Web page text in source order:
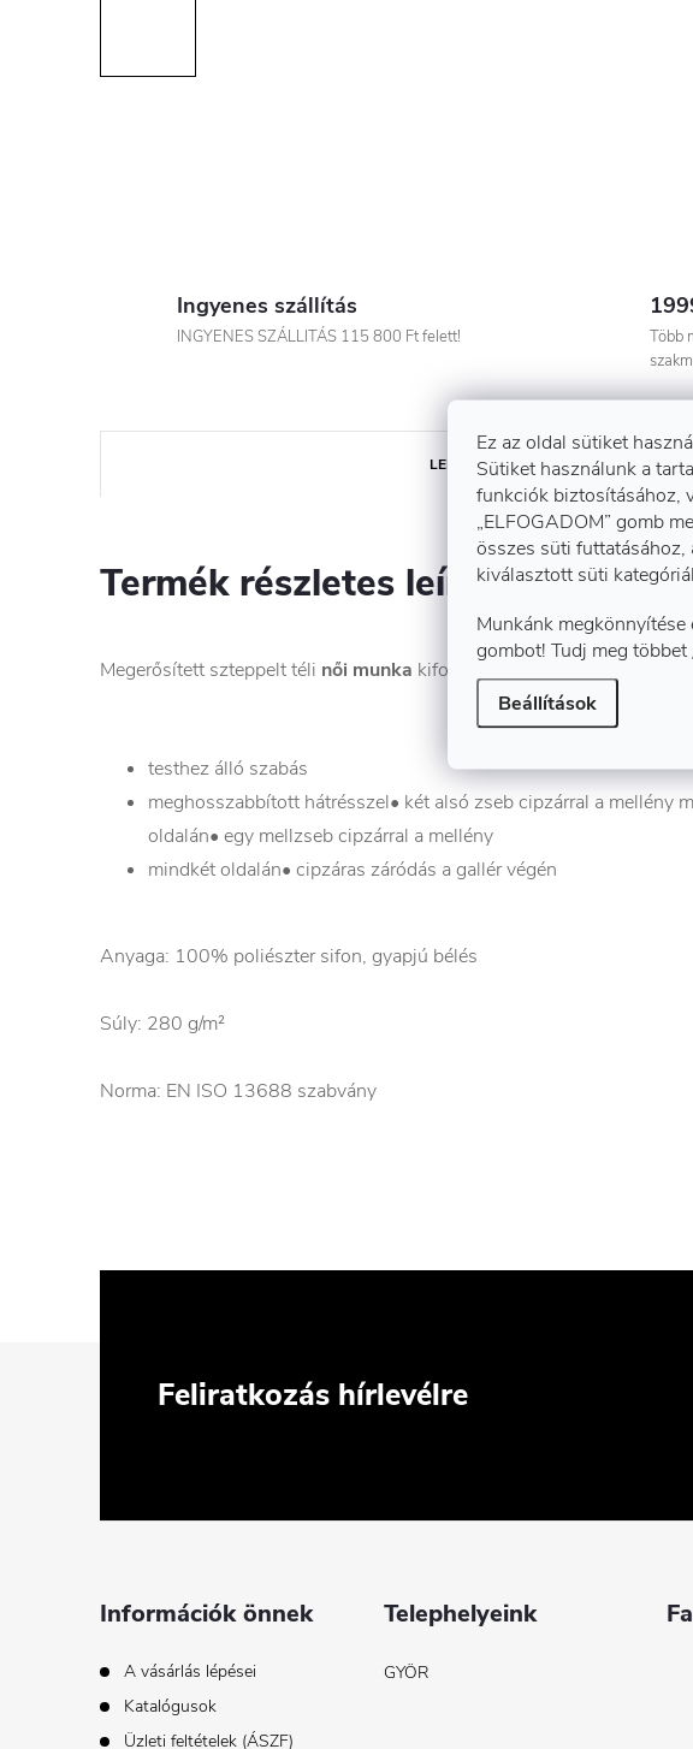
Ez az oldal sütiket
Sütiket használunk a
funkciók biztosításához,
„ELFOGADOM” gomb
összes süti futtatásához,
kiválasztott süti
Munkánk megkönnyítése
gombot! Tudj meg többet
Beállítások
Ingyenes szállítás
INGYENES SZÁLLITÁS 115 800 Ft felett!
Több
LEÍRÁS
Termék részletes leírása
Megerősített szteppelt téli női munka kiforditható
testhez álló szabás
meghosszabbított hátrésszel• két alsó zseb cipzárral a mellény
oldalán• egy mellzseb cipzárral a mellény
mindkét oldalán• cipzáras záródás a gallér végén
Anyaga: 100% poliészter sifon, gyapjú bélés
Súly: 280 g/m²
Norma: EN ISO 13688 szabvány
Feliratkozás hírlevélre
Információk önnek
A vásárlás lépései
Katalógusok
Üzleti feltételek (ÁSZF)
Telephelyeink
GYÖR